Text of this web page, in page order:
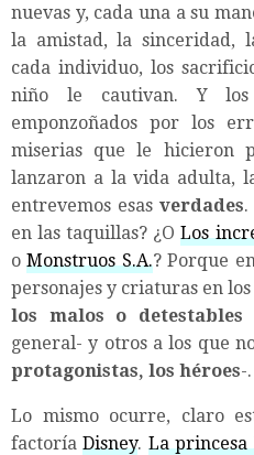
nuevas y, cada una a su
la amistad, la sinceridad,
cada individuo, los
niño le cautivan. Y los
emponzoñados por los
miserias que le
lanzaron a la vida adulta,
entrevemos esas verdades.
en las taquillas? ¿OLos
oMonstruos S.A.? Porque
personajes y criaturas en
los malos o
general- y otros a los que
protagonistas, los héroes-.
Lo mismo ocurre, claro
factoríaDisney. La princesa